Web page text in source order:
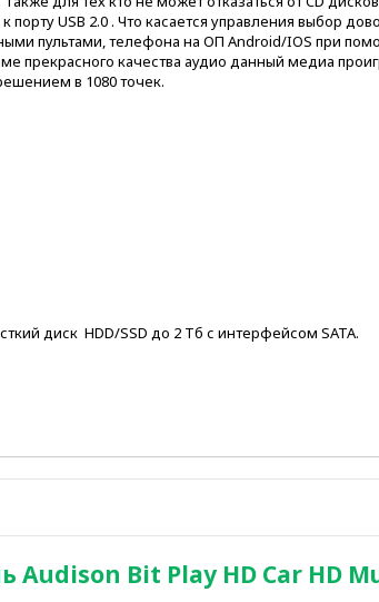
порту USB 2.0 . Что касается управления выбор
пультами, телефона на ОП Android/IOS при
прекрасного качества аудио данный медиа
в 1080 точек.
Fi
диск HDD/SSD до 2 Тб с интерфейсом SATA.
Bit Play HD Car HD